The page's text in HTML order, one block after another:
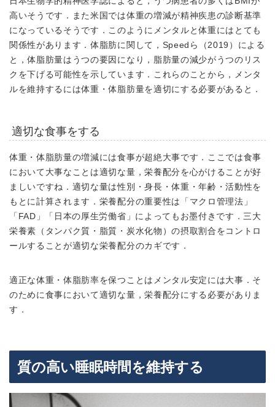
高いそうです．また米国では体重の増減が精神疾患の診断基準
になっているそうです．このようにメンタルと体重にはとても
関係性があります．体脂肪に関して，Speedら（2019）による
と，体脂肪量はうつの要因になり，脂肪量の減少がうつのリス
クを下げる可能性を示しています．これらのことから，
メンタ
ルを維持するには体重・体脂肪量を適切にする必要があると．
適切な食事をする
体重・体脂肪量の増減には食事が超絶大事です．ここでは食事
において大事なことは適切な量，栄養配分を心がけることが好
ましいですね．適切な量は性別・身長・体重・年齢・活動性を
もとに計算されます．栄養配分の重要性は「マクロ管理法」
「FAD」「日本の厚生労働省」によってもお墨付きです．三大
栄養素（タンパク質・脂質・炭水化物）の摂取割合をコントロ
ールすることが適切な栄養配分のカギです．
適正な体重・体脂肪率を保つことはメンタル安定には大事．そ
のために食事において適切な量，栄養配分にする必要がありま
す．
質の高い睡眠時間を維持する